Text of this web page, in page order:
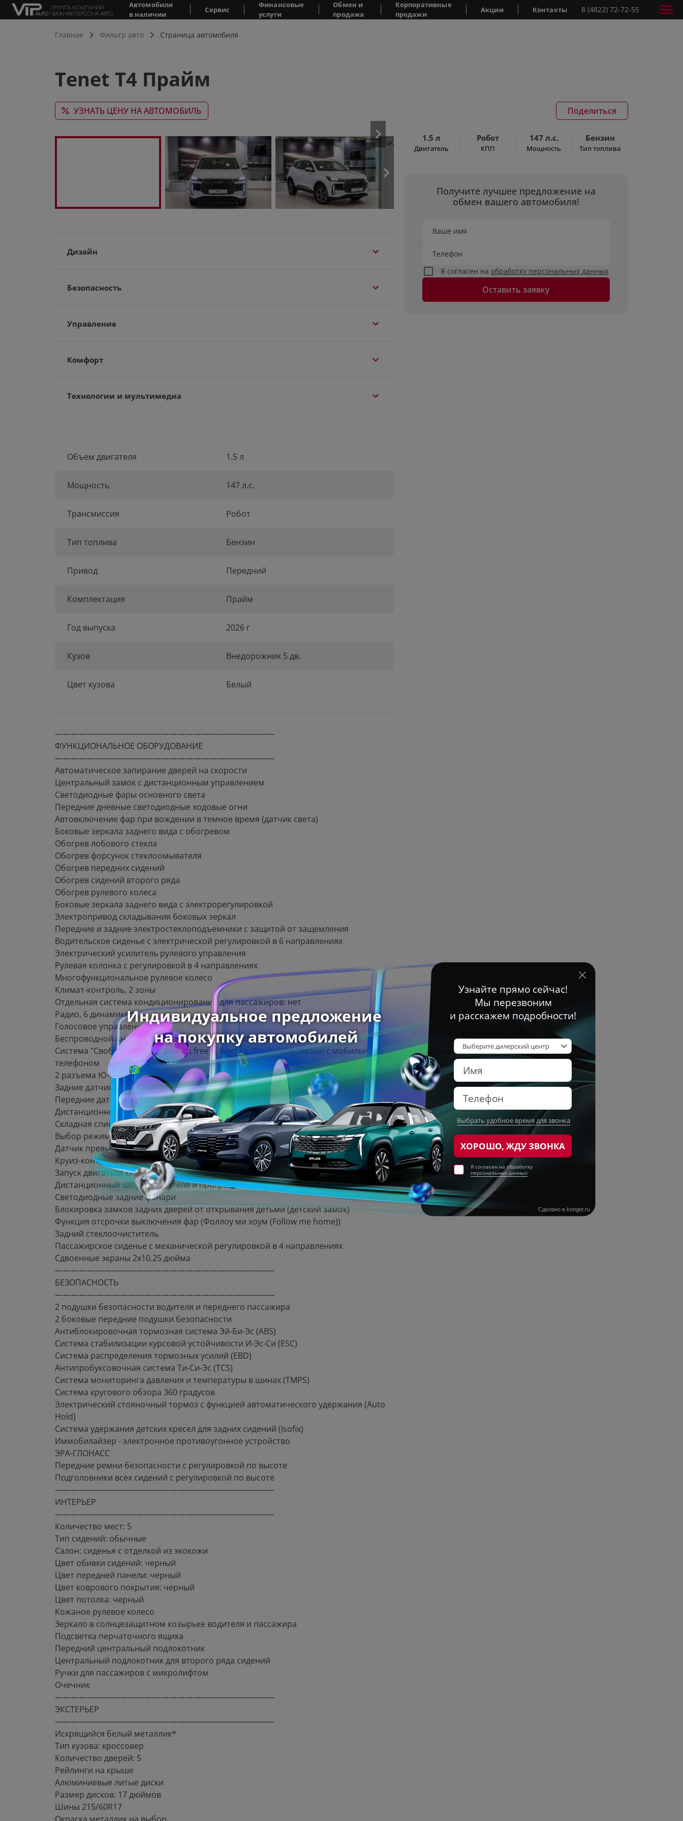
Автомобили
в наличии
Сервис
Финансовые
услуги
Обмен и
продажа
Корпоративные
продажи
Акции Контакты 8 (4822) 72-72-55
Главная Фильтр авто Страница автомобиля
Tenet T4 Прайм
УЗНАТЬ ЦЕНУ НА АВТОМОБИЛЬ Поделиться
Дизайн
Безопасность
Управление
Комфорт
Технологии и мультимедиа
Объем двигателя 1.5 л
Мощность 147 л.с.
Трансмиссия Робот
Тип топлива Бензин
Привод Передний
Комплектация Прайм
Год выпуска 2026 г
Кузов Внедорожник 5 дв.
Цвет кузова Белый
———————————————————————————
ФУНКЦИОНАЛЬНОЕ ОБОРУДОВАНИЕ
———————————————————————————
Автоматическое запирание дверей на скорости
Центральный замок с дистанционным управлением
Светодиодные фары основного света
Передние дневные светодиодные ходовые огни
Автовключение фар при вождении в темное время (датчик света)
Боковые зеркала заднего вида с обогревом
Обогрев лобового стекла
Обогрев форсунок стеклоомывателя
Обогрев передних сидений
Обогрев сидений второго ряда
Обогрев рулевого колеса
Боковые зеркала заднего вида с электрорегулировкой
Электропривод складывания боковых зеркал
Передние и задние электростеклоподъемники с защитой от защемления
Водительское сиденье с электрической регулировкой в 6 направлениях
Электрический усилитель рулевого управления
Рулевая колонка с регулировкой в 4 направлениях
Многофункциональное рулевое колесо
Климат-контроль, 2 зоны
Отдельная система кондиционирования для пассажиров: нет
Радио, 6 динамиков
Голосовое управление
Беспроводной Андроид Ауто/Эппл Карплей (Android Auto/Apple CarPlay)
Система "Свободные руки" (Hands free) с Блютус (Bluetooth)-связью с мобильным
телефоном
2 разъема Ю-Эс-Би (USB) спереди, 1 разъем Ю-Эс-Би (USB) сзади
Задние датчики парковки
Передние датчики парковки
Дистанционное управление открытием замка двери багажника
Складная спинка сидений второго ряда в соотношении 1/3-2/3
Выбор режима вождения
Датчик превышения заданной скорости
Круиз-контроль
Запуск двигателя кнопкой
Дистанционный запуск двигателя и прогрева салона
Светодиодные задние фонари
Блокировка замков задних дверей от открывания детьми (детский замок)
Функция отсрочки выключения фар (Фоллоу ми хоум (Follow me home))
Задний стеклоочиститель
Пассажирское сиденье с механической регулировкой в 4 направлениях
Сдвоенные экраны 2х10.25 дюйма
———————————————————————————
БЕЗОПАСНОСТЬ
———————————————————————————
2 подушки безопасности водителя и переднего пассажира
2 боковые передние подушки безопасности
Антиблокировочная тормозная система Эй-Би-Эс (ABS)
Система стабилизации курсовой устойчивости И-Эс-Си (ESC)
Система распределения тормозных усилий (EBD)
Антипробуксовочная система Ти-Си-Эс (TCS)
Система мониторинга давления и температуры в шинах (TMPS)
Система кругового обзора 360 градусов
Электрический стояночный тормоз с функцией автоматического удержания (Auto
Hold)
Система удержания детских кресел для задних сидений (Isofix)
Иммобилайзер - электронное противоугонное устройство
ЭРА-ГЛОНАСС
Передние ремни безопасности с регулировкой по высоте
Подголовники всех сидений с регулировкой по высоте
———————————————————————————
ИНТЕРЬЕР
———————————————————————————
Количество мест: 5
Тип сидений: обычные
Салон: сиденья с отделкой из экокожи
Цвет обивки сидений: черный
Цвет передней панели: черный
Цвет коврового покрытия: черный
Цвет потолка: черный
Кожаное рулевое колесо
Зеркало в солнцезащитном козырьке водителя и пассажира
Подсветка перчаточного ящика
Передний центральный подлокотник
Центральный подлокотник для второго ряда сидений
Ручки для пассажиров с микролифтом
Очечник
———————————————————————————
ЭКСТЕРЬЕР
———————————————————————————
Искрящийся белый металлик*
Тип кузова: кроссовер
Количество дверей: 5
Рейлинги на крыше
Алюминиевые литые диски
Размер дисков: 17 дюймов
Шины 215/60R17
1.5 л
Двигатель
Робот
КПП
147 л.с.
Мощность
Бензин
Тип топлива
Получите лучшее предложение на
обмен вашего автомобиля!
Ваше имя
Телефон
Я согласен на обработку персональных данных
Оставить заявку